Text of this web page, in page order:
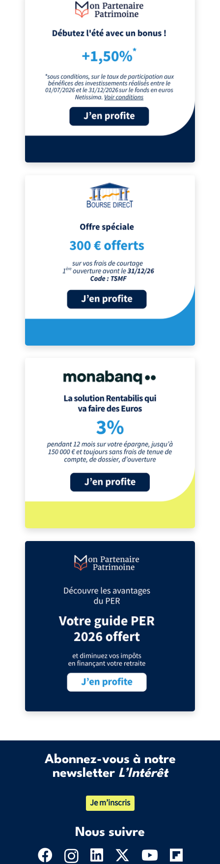
Abonnez-vous à notre
newsletter L’Intérêt
Je m’inscris
Nous suivre